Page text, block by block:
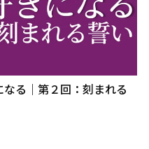
ートーン
ムナートチャルーン
イサーン
る｜第２回：刻まれる